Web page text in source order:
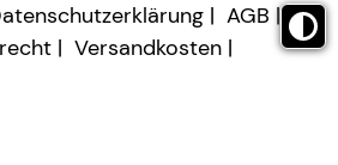
AGB
Versandkosten